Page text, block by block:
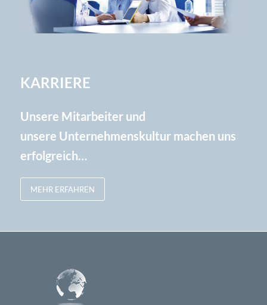
KARRIERE
Unsere Mitarbeiter und
unsere Unternehmenskultur machen uns
erfolgreich…
MEHR ERFAHREN